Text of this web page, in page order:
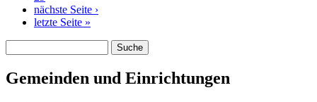
nächste Seite ›
letzte Seite »
Gemeinden und Einrichtungen